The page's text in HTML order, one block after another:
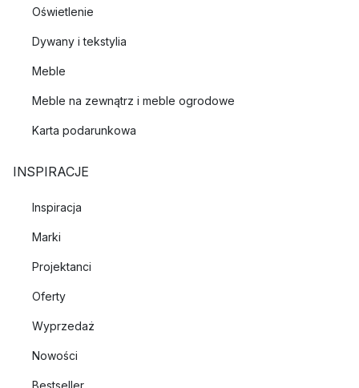
Oświetlenie
Dywany i tekstylia
Meble
Meble na zewnątrz i meble ogrodowe
Karta podarunkowa
INSPIRACJE
Inspiracja
Marki
Projektanci
Oferty
Wyprzedaż
Nowości
Bestseller